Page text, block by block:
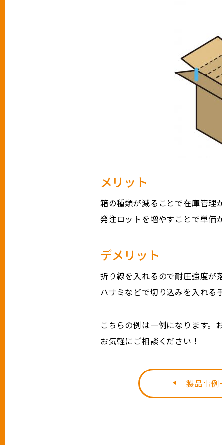
メリット
箱の種類が減ることで在庫管理
発注ロットを増やすことで単価
デメリット
折り線を入れるので耐圧強度が
ハサミなどで切り込みを入れる
こちらの例は一例になります。
お気軽にご相談ください！
製品事